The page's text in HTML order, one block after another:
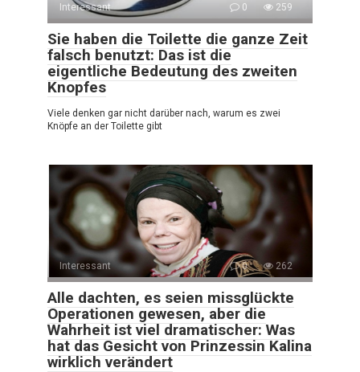
Interessant 0 259
Sie haben die Toilette die ganze Zeit
falsch benutzt: Das ist die
eigentliche Bedeutung des zweiten
Knopfes
Viele denken gar nicht darüber nach, warum es zwei
Knöpfe an der Toilette gibt
Interessant 0 262
Alle dachten, es seien missglückte
Operationen gewesen, aber die
Wahrheit ist viel dramatischer: Was
hat das Gesicht von Prinzessin Kalina
wirklich verändert